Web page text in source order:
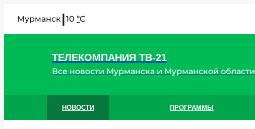
МурманскI10 °C
ТЕЛЕКОМПАНИЯ ТВ-21
Все новости Мурманска и Мурманской области
НОВОСТИ ПРОГРАММЫ